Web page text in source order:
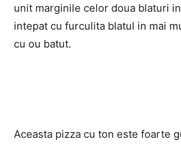
unit marginile celor doua blaturi
intepat cu furculita blatul in mai
cu ou batut.
Aceasta pizza cu ton este foarte